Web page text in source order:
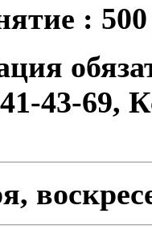
: 500
43-69,